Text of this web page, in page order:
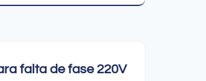
falta de fase 220V